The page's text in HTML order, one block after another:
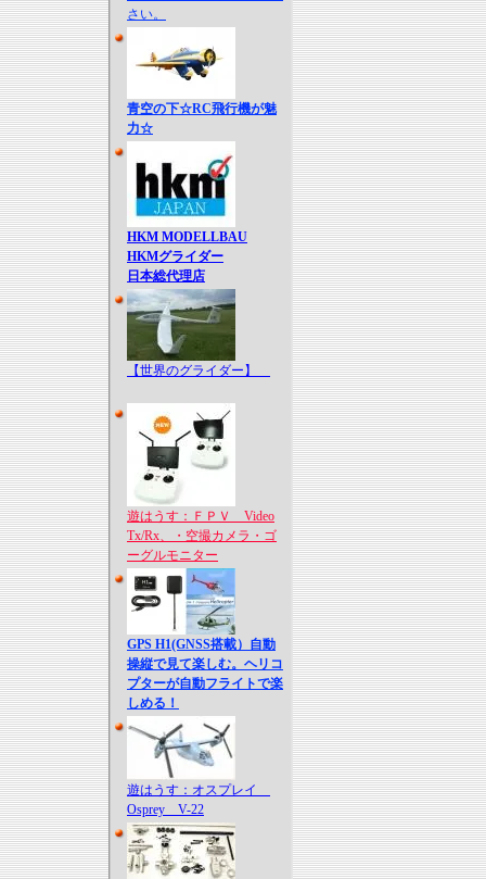
さい。
青空の下☆RC飛行機が魅
力☆
HKM MODELLBAU
HKMグライダー
日本総代理店
【世界のグライダー】
遊はうす：ＦＰＶ Video
Tx/Rx、・空撮カメラ・ゴ
ーグルモニター
GPS H1(GNSS搭載）自動
操縦で見て楽しむ。ヘリコ
プターが自動フライトで楽
しめる！
遊はうす：オスプレイ
Osprey V-22